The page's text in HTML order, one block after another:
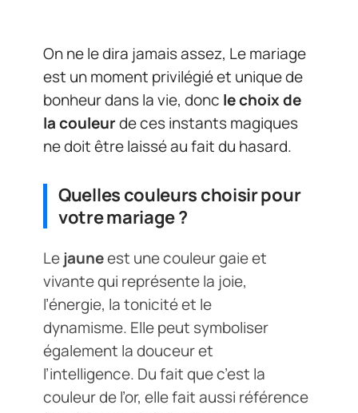
On ne le dira jamais assez, Le mariage
est un moment privilégié et unique de
bonheur dans la vie, donc le choix de
la couleurde ces instants magiques
ne doit être laissé au fait du hasard.
Quelles couleurs choisir pour
votre mariage ?
Lejauneest une couleur gaie et
vivante qui représente la joie,
l’énergie, la tonicité et le
dynamisme. Elle peut symboliser
également la douceur et
l’intelligence. Du fait que c’est la
couleur de l’or, elle fait aussi référence